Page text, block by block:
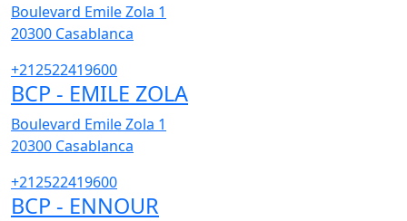
Boulevard Emile Zola 1
20300 Casablanca
+212522419600
BCP - EMILE ZOLA
Boulevard Emile Zola 1
20300 Casablanca
+212522419600
BCP - ENNOUR